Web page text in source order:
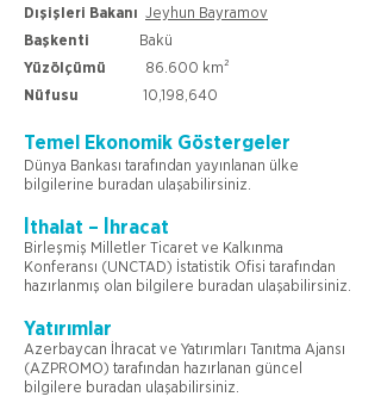
Dışişleri Bakanı Jeyhun Bayramov
Başkenti
Bakü
Yüzölçümü 86.600 km²
Nüfusu 10,198,640
Temel Ekonomik Göstergeler
Dünya Bankası tarafından yayınlanan ülke
bilgilerine buradan ulaşabilirsiniz.
İthalat – İhracat
Birleşmiş Milletler Ticaret ve Kalkınma
Konferansı (UNCTAD) İstatistik Ofisi tarafından
hazırlanmış olan bilgilere buradan ulaşabilirsiniz.
Yatırımlar
Azerbaycan İhracat ve Yatırımları Tanıtma Ajansı
(AZPROMO) tarafından hazırlanan güncel
bilgilere buradan ulaşabilirsiniz.